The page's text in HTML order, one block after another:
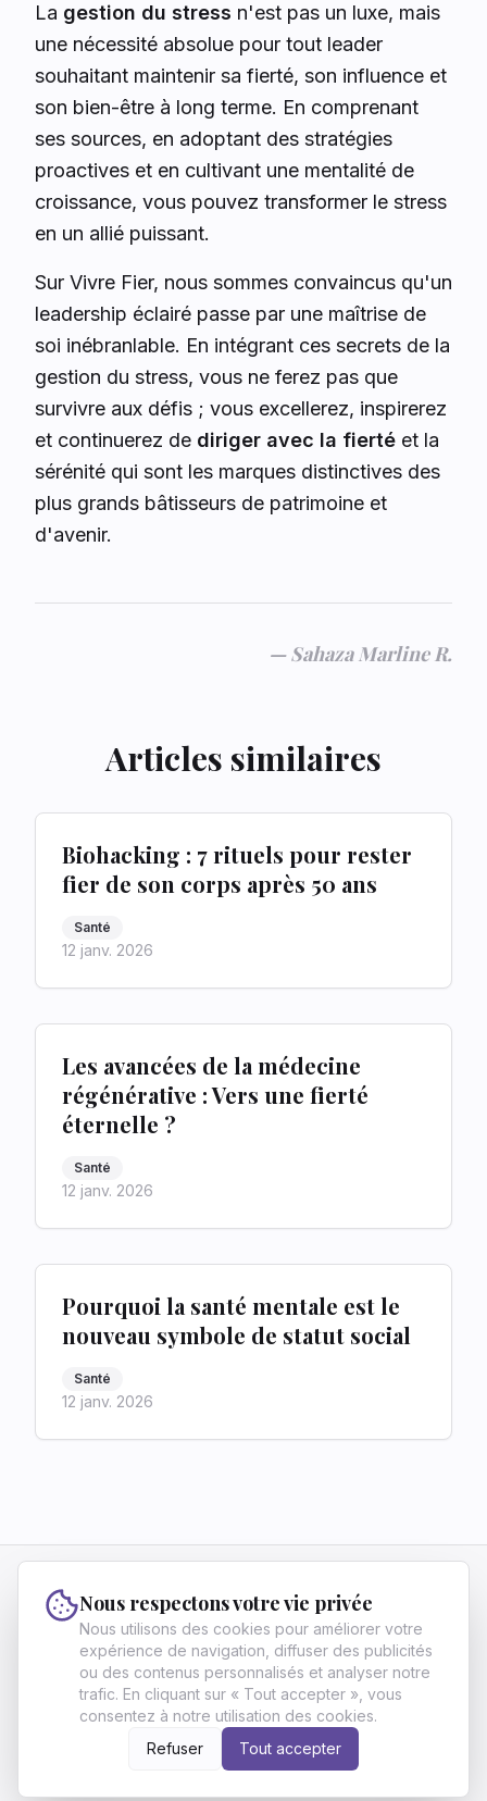
La gestion du stress n'est pas un luxe, mais
une nécessité absolue pour tout leader
souhaitant maintenir sa fierté, son influence et
son bien-être à long terme. En comprenant
ses sources, en adoptant des stratégies
proactives et en cultivant une mentalité de
croissance, vous pouvez transformer le stress
en un allié puissant.
Sur Vivre Fier, nous sommes convaincus qu'un
leadership éclairé passe par une maîtrise de
soi inébranlable. En intégrant ces secrets de la
gestion du stress, vous ne ferez pas que
survivre aux défis ; vous excellerez, inspirerez
et continuerez de diriger avec la fierté et la
sérénité qui sont les marques distinctives des
plus grands bâtisseurs de patrimoine et
d'avenir.
—Sahaza Marline R.
Articles similaires
Biohacking : 7 rituels pour rester
fier de son corps après 50 ans
Santé
12 janv. 2026
Les avancées de la médecine
régénérative : Vers une fierté
éternelle ?
Santé
12 janv. 2026
Pourquoi la santé mentale est le
nouveau symbole de statut social
Santé
12 janv. 2026
Vivre Fier
Vivre Fier aide les francophones ambitieux à
atteindre l'excellence et l'indépendance grâce à
des stratégies en finance, carrière et
développement personnel.
À proposArchivesContactPolitique de confidentialité
Conditions d'utilisationÉcrire pour nous
Vivre Fier. All Rights Reserved.
Nous respectons votre vie privée
Nous utilisons des cookies pour améliorer votre
expérience de navigation, diffuser des publicités
ou des contenus personnalisés et analyser notre
trafic. En cliquant sur « Tout accepter », vous
consentez à notre utilisation des cookies.
Refuser
Tout accepter